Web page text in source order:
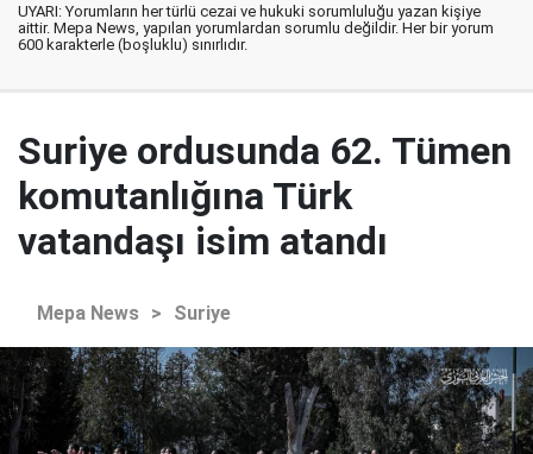
UYARI: Yorumların her türlü cezai ve hukuki sorumluluğu yazan kişiye
aittir. Mepa News, yapılan yorumlardan sorumlu değildir. Her bir yorum
600 karakterle (boşluklu) sınırlıdır.
Suriye ordusunda 62. Tümen
komutanlığına Türk
vatandaşı isim atandı
Mepa News > Suriye